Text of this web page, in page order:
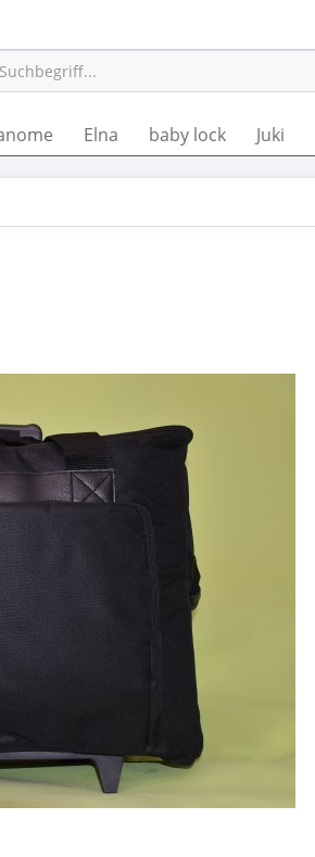
Elna baby lock Juki